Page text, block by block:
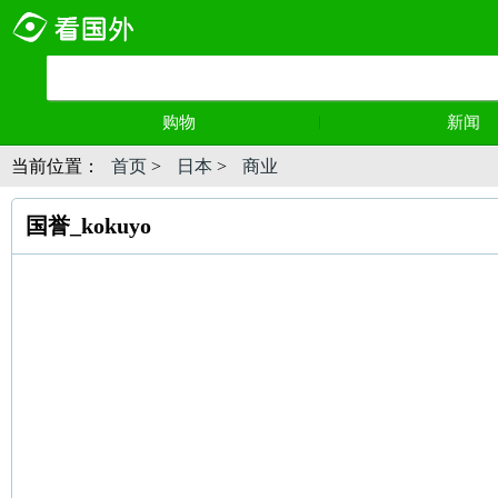
购物 新闻
当前位置： 首页 > 日本 > 商业
国誉_kokuyo